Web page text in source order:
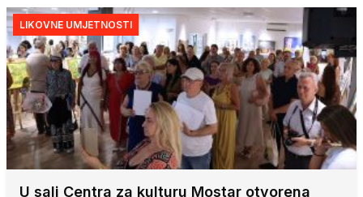
LIKOVNE UMJETNOSTI
U sali Centra za kulturu Mostar otvorena